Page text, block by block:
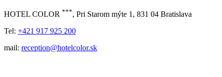
HOTEL COLOR ***, Pri Starom mýte 1, 831 04 Bratislava
Tel: +421 917 925 200
mail: reception@hotelcolor.sk